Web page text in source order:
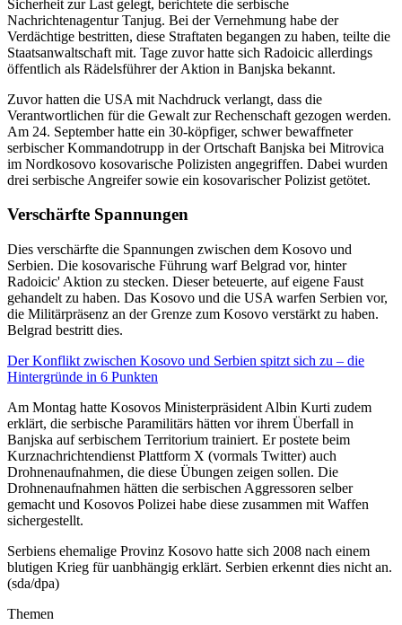
Sicherheit zur Last gelegt, berichtete die serbische
Nachrichtenagentur Tanjug. Bei der Vernehmung habe der
Verdächtige bestritten, diese Straftaten begangen zu haben, teilte die
Staatsanwaltschaft mit. Tage zuvor hatte sich Radoicic allerdings
öffentlich als Rädelsführer der Aktion in Banjska bekannt.
Zuvor hatten die USA mit Nachdruck verlangt, dass die
Verantwortlichen für die Gewalt zur Rechenschaft gezogen werden.
Am 24. September hatte ein 30-köpfiger, schwer bewaffneter
serbischer Kommandotrupp in der Ortschaft Banjska bei Mitrovica
im Nordkosovo kosovarische Polizisten angegriffen. Dabei wurden
drei serbische Angreifer sowie ein kosovarischer Polizist getötet.
Verschärfte Spannungen
Dies verschärfte die Spannungen zwischen dem Kosovo und
Serbien. Die kosovarische Führung warf Belgrad vor, hinter
Radoicic' Aktion zu stecken. Dieser beteuerte, auf eigene Faust
gehandelt zu haben. Das Kosovo und die USA warfen Serbien vor,
die Militärpräsenz an der Grenze zum Kosovo verstärkt zu haben.
Belgrad bestritt dies.
Der Konflikt zwischen Kosovo und Serbien spitzt sich zu – die
Hintergründe in 6 Punkten
Am Montag hatte Kosovos Ministerpräsident Albin Kurti zudem
erklärt, die serbische Paramilitärs hätten vor ihrem Überfall in
Banjska auf serbischem Territorium trainiert. Er postete beim
Kurznachrichtendienst Plattform X (vormals Twitter) auch
Drohnenaufnahmen, die diese Übungen zeigen sollen. Die
Drohnenaufnahmen hätten die serbischen Aggressoren selber
gemacht und Kosovos Polizei habe diese zusammen mit Waffen
sichergestellt.
Serbiens ehemalige Provinz Kosovo hatte sich 2008 nach einem
blutigen Krieg für uanbhängig erklärt. Serbien erkennt dies nicht an.
(sda/dpa)
Themen